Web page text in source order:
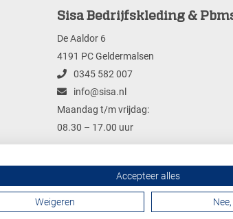
Sisa Bedrijfskleding &
De Aaldor 6
4191 PC Geldermalsen
0345 582 007
info@sisa.nl
Maandag t/m vrijdag:
08.30 – 17.00 uur
Contactformulier
Accepteer alles
Weigeren